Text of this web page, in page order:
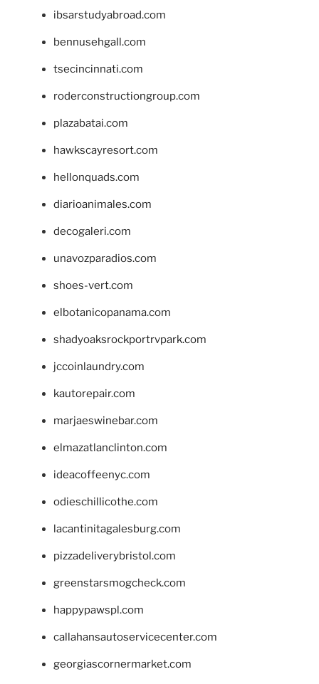
ibsarstudyabroad.com
bennusehgall.com
tsecincinnati.com
roderconstructiongroup.com
plazabatai.com
hawkscayresort.com
hellonquads.com
diarioanimales.com
decogaleri.com
unavozparadios.com
shoes-vert.com
elbotanicopanama.com
shadyoaksrockportrvpark.com
jccoinlaundry.com
kautorepair.com
marjaeswinebar.com
elmazatlanclinton.com
ideacoffeenyc.com
odieschillicothe.com
lacantinitagalesburg.com
pizzadeliverybristol.com
greenstarsmogcheck.com
happypawspl.com
callahansautoservicecenter.com
georgiascornermarket.com